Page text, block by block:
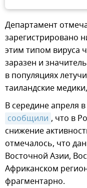
Департамент
зарегистрировано
этим типом вируса
заразен и
в популяциях
таиландские
В середине апреля
сообщили , что в
снижение
отмечалось, что
Восточной Азии,
Африканском
фрагментарно.